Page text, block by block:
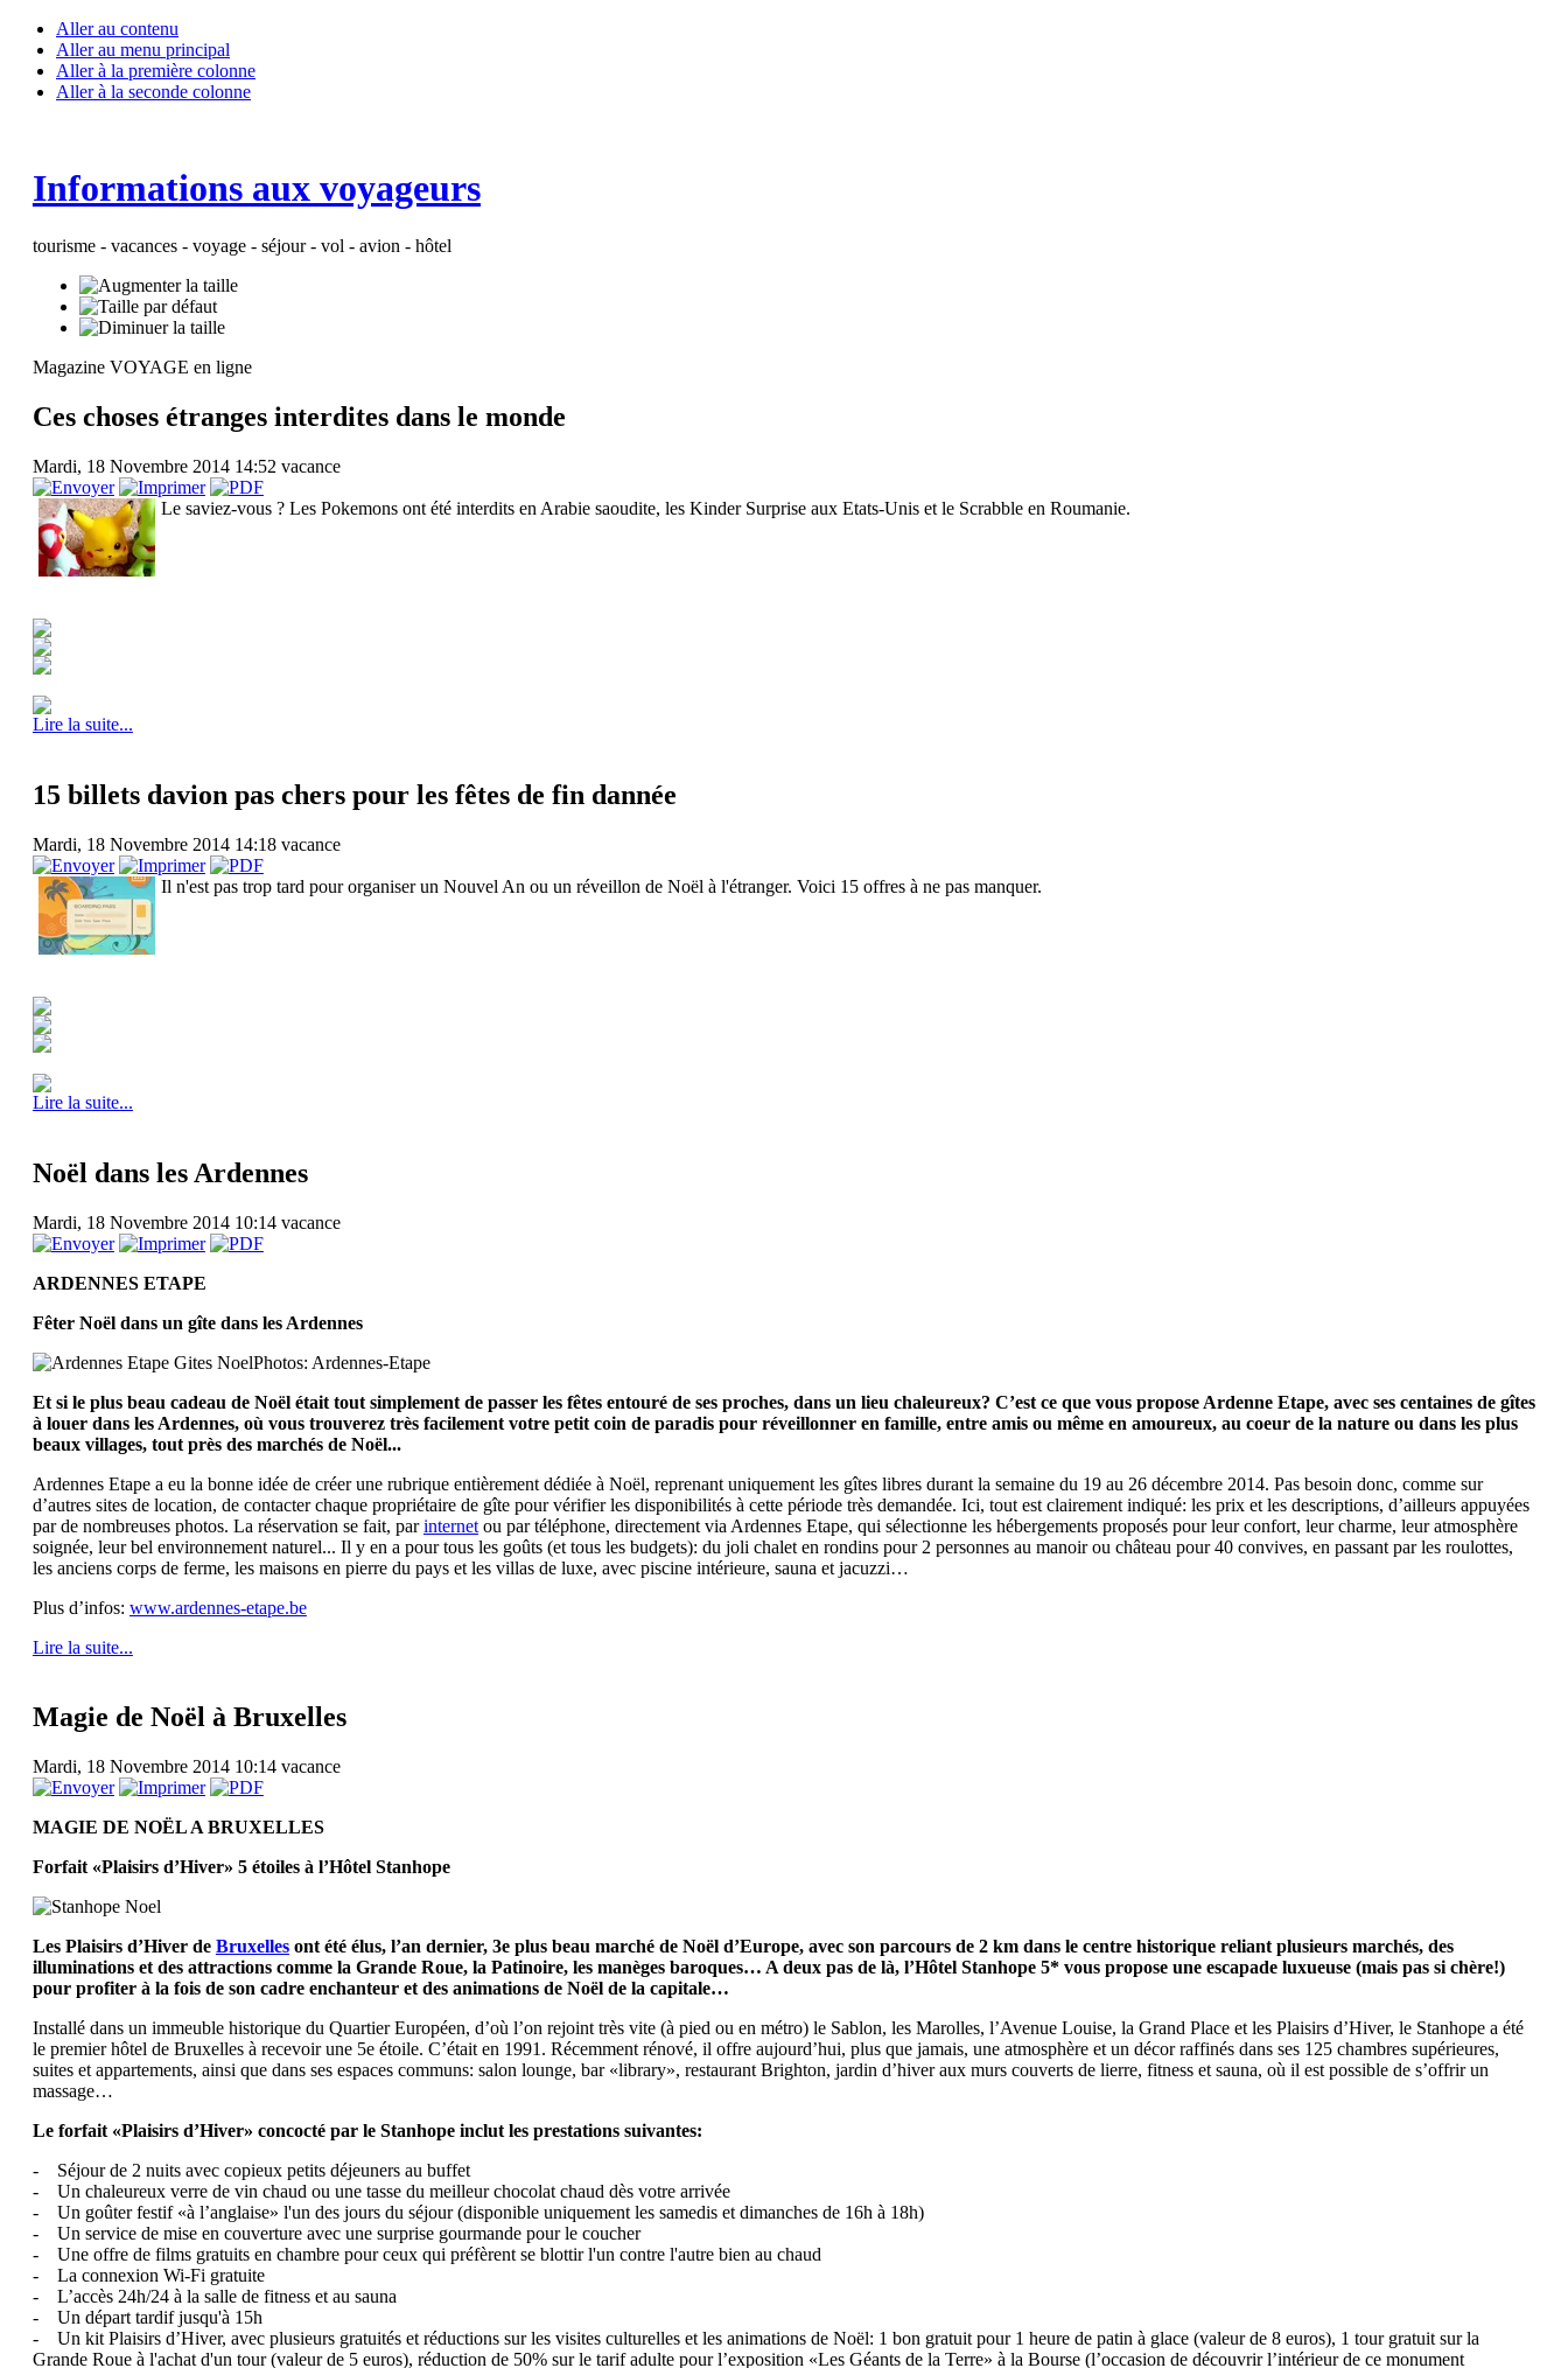
Aller au contenu
Aller au menu principal
Aller à la première colonne
Aller à la seconde colonne
Informations aux voyageurs
tourisme - vacances - voyage - séjour - vol - avion - hôtel
Magazine VOYAGE en ligne
Ces choses étranges interdites dans le monde
Mardi, 18 Novembre 2014 14:52 vacance
Le saviez-vous ? Les Pokemons ont été interdits en Arabie saoudite, les Kinder Surprise aux Etats-Unis et le Scrabble en Roumanie.
Lire la suite...
15 billets davion pas chers pour les fêtes de fin dannée
Mardi, 18 Novembre 2014 14:18 vacance
Il n'est pas trop tard pour organiser un Nouvel An ou un réveillon de Noël à l'étranger. Voici 15 offres à ne pas manquer.
Lire la suite...
Noël dans les Ardennes
Mardi, 18 Novembre 2014 10:14 vacance
ARDENNES ETAPE
Fêter Noël dans un gîte dans les Ardennes
Photos: Ardennes-Etape
Et si le plus beau cadeau de Noël était tout simplement de passer les fêtes entouré de ses proches, dans un lieu chaleureux? C’est ce que vous propose Ardenne Etape, avec ses centaines de gîtes
à louer dans les Ardennes, où vous trouverez très facilement votre petit coin de paradis pour réveillonner en famille, entre amis ou même en amoureux, au coeur de la nature ou dans les plus
beaux villages, tout près des marchés de Noël...
Ardennes Etape a eu la bonne idée de créer une rubrique entièrement dédiée à Noël, reprenant uniquement les gîtes libres durant la semaine du 19 au 26 décembre 2014. Pas besoin donc, comme sur
d’autres sites de location, de contacter chaque propriétaire de gîte pour vérifier les disponibilités à cette période très demandée. Ici, tout est clairement indiqué: les prix et les descriptions, d’ailleurs appuyées
par de nombreuses photos. La réservation se fait, parinternetou par téléphone, directement via Ardennes Etape, qui sélectionne les hébergements proposés pour leur confort, leur charme, leur atmosphère
soignée, leur bel environnement naturel... Il y en a pour tous les goûts (et tous les budgets): du joli chalet en rondins pour 2 personnes au manoir ou château pour 40 convives, en passant par les roulottes,
les anciens corps de ferme, les maisons en pierre du pays et les villas de luxe, avec piscine intérieure, sauna et jacuzzi…
Plus d’infos: www.ardennes-etape.be
Lire la suite...
Magie de Noël à Bruxelles
Mardi, 18 Novembre 2014 10:14 vacance
MAGIE DE NOËL A BRUXELLES
Forfait «Plaisirs d’Hiver» 5 étoiles à l’Hôtel Stanhope
Les Plaisirs d’Hiver de Bruxellesont été élus, l’an dernier, 3e plus beau marché de Noël d’Europe, avec son parcours de 2 km dans le centre historique reliant plusieurs marchés, des
illuminations et des attractions comme la Grande Roue, la Patinoire, les manèges baroques… A deux pas de là, l’Hôtel Stanhope 5* vous propose une escapade luxueuse (mais pas si chère!)
pour profiter à la fois de son cadre enchanteur et des animations de Noël de la capitale…
Installé dans un immeuble historique du Quartier Européen, d’où l’on rejoint très vite (à pied ou en métro) le Sablon, les Marolles, l’Avenue Louise, la Grand Place et les Plaisirs d’Hiver, le Stanhope a été
le premier hôtel de Bruxelles à recevoir une 5e étoile. C’était en 1991. Récemment rénové, il offre aujourd’hui, plus que jamais, une atmosphère et un décor raffinés dans ses 125 chambres supérieures,
suites et appartements, ainsi que dans ses espaces communs: salon lounge, bar «library», restaurant Brighton, jardin d’hiver aux murs couverts de lierre, fitness et sauna, où il est possible de s’offrir un
massage…
Le forfait «Plaisirs d’Hiver» concocté par le Stanhope inclut les prestations suivantes:
- Séjour de 2 nuits avec copieux petits déjeuners au buffet
- Un chaleureux verre de vin chaud ou une tasse du meilleur chocolat chaud dès votre arrivée
- Un goûter festif «à l’anglaise» l'un des jours du séjour (disponible uniquement les samedis et dimanches de 16h à 18h)
- Un service de mise en couverture avec une surprise gourmande pour le coucher
- Une offre de films gratuits en chambre pour ceux qui préfèrent se blottir l'un contre l'autre bien au chaud
- La connexion Wi-Fi gratuite
- L’accès 24h/24 à la salle de fitness et au sauna
- Un départ tardif jusqu'à 15h
- Un kit Plaisirs d’Hiver, avec plusieurs gratuités et réductions sur les visites culturelles et les animations de Noël: 1 bon gratuit pour 1 heure de patin à glace (valeur de 8 euros), 1 tour gratuit sur la
Grande Roue à l'achat d'un tour (valeur de 5 euros), réduction de 50% sur le tarif adulte pour l’exposition «Les Géants de la Terre» à la Bourse (l’occasion de découvrir l’intérieur de ce monument